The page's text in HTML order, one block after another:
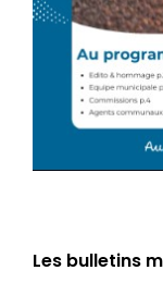
Les bulletins